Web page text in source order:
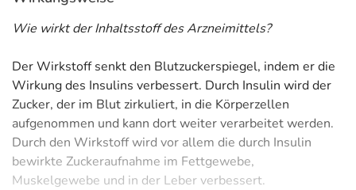
Wie wirkt der Inhaltsstoff des Arzneimittels?
Der Wirkstoff senkt den Blutzuckerspiegel, indem er die
Wirkung des Insulins verbessert. Durch Insulin wird der
Zucker, der im Blut zirkuliert, in die Körperzellen
aufgenommen und kann dort weiter verarbeitet werden.
Durch den Wirkstoff wird vor allem die durch Insulin
bewirkte Zuckeraufnahme im Fettgewebe,
Muskelgewebe und in der Leber verbessert.